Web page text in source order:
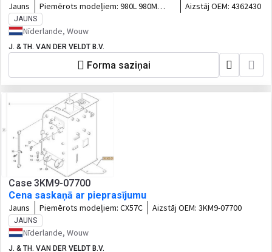
Jauns Piemērots modeļiem: 980L 980M
982M
Aizstāj OEM: 4362430
JAUNS
Nīderlande, Wouw
J. & TH. VAN DER VELDT B.V.
Forma saziņai
Case 3KM9-07700
Cena saskaņā ar pieprasījumu
Jauns Piemērots modeļiem: CX57C Aizstāj OEM: 3KM9-07700
JAUNS
Nīderlande, Wouw
J. & TH. VAN DER VELDT B.V.